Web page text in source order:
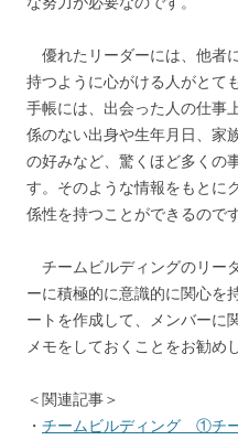
優れたリーダーには、他者
持つように心がける人がとて
手帳には、出会った人の仕事
係のない出身や生年月日、家
の好みなど、驚くほど多くの
す。そのような情報をもとに
係性を持つことができるのです
チームビルディングのリー
ーに積極的に意識的に関心を
ートを作成して、メンバーに
メモをしておくことをお勧め
＜関連記事＞
・ チームビルディング ①チ